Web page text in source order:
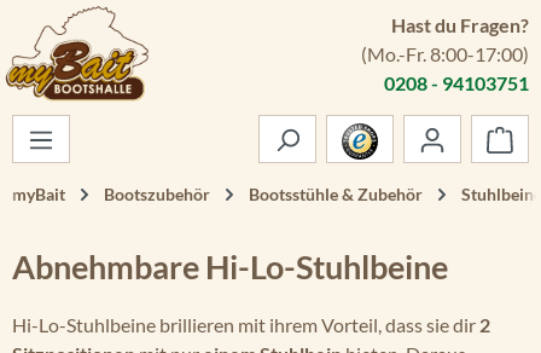
Zum Hauptinhalt springen
Hast du Fragen?
(Mo.-Fr. 8:00-17:00)
0208 - 94103751
myBait Bootszubehör Bootsstühle & Zubehör Stuhlbeine
Abnehmbare Hi-Lo-Stuhlbeine
Hi-Lo-Stuhlbeine brillieren mit ihrem Vorteil, dass sie dir 2